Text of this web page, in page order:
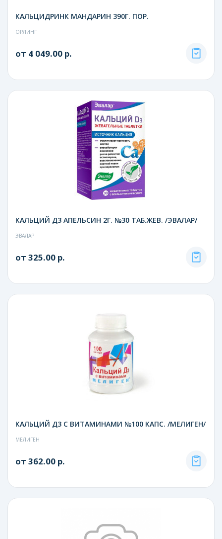
КАЛЬЦИДРИНК МАНДАРИН 390Г. ПОР.
ОРЛИНГ
от 4 049.00 р.
КАЛЬЦИЙ Д3 АПЕЛЬСИН 2Г. №30 ТАБ.ЖЕВ. /ЭВАЛАР/
ЭВАЛАР
от 325.00 р.
КАЛЬЦИЙ Д3 С ВИТАМИНАМИ №100 КАПС. /МЕЛИГЕН/
МЕЛИГЕН
от 362.00 р.